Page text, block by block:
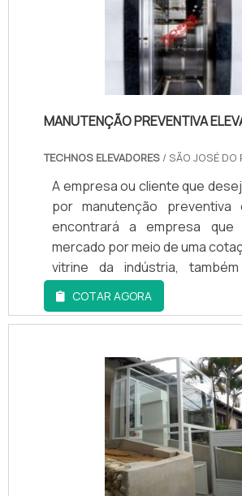
custo-benefício..
MANUTENÇÃO PREVENTIVA
TECHNOS ELEVADORES / SÃO JOSÉ DO
A empresa ou cliente que
por manutenção preventiva
encontrará a empresa
mercado por meio de uma
vitrine da indústria,
como Soluções Industriais.
aqui! Quando o quesito é
preventiva elevadores, é
ELEVADORES, a fim de obter
com ótima qualidade
segurança e estética às
cliente final.MAIS
MANUTENÇÃO PREVENTIVA
TECHNO ELEVADORES
recursos em criar para cada
COTAR AGORA